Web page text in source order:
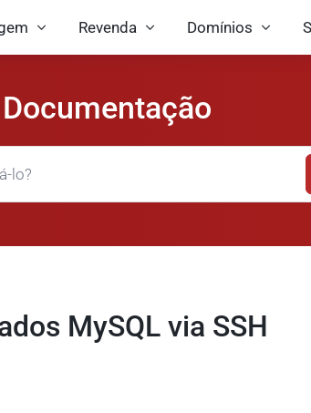
Revenda Domínios
Documentação
MySQL via SSH